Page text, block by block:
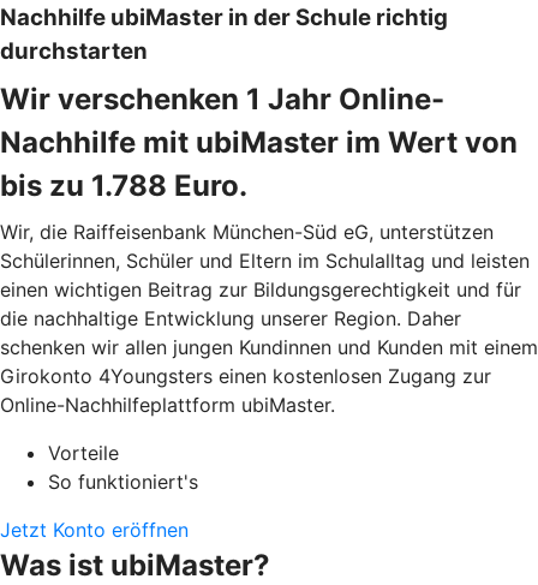
Nachhilfe ubiMaster in der Schule richtig
durchstarten
Wir verschenken 1 Jahr Online-
Nachhilfe mit ubiMaster im Wert von
bis zu 1.788 Euro.
Wir, die Raiffeisenbank München-Süd eG, unterstützen
Schülerinnen, Schüler und Eltern im Schulalltag und leisten
einen wichtigen Beitrag zur Bildungsgerechtigkeit und für
die nachhaltige Entwicklung unserer Region. Daher
schenken wir allen jungen Kundinnen und Kunden mit einem
Girokonto 4Youngsters einen kostenlosen Zugang zur
Online-Nachhilfeplattform ubiMaster.
Vorteile
So funktioniert's
Jetzt Konto eröffnen
Was ist ubiMaster?